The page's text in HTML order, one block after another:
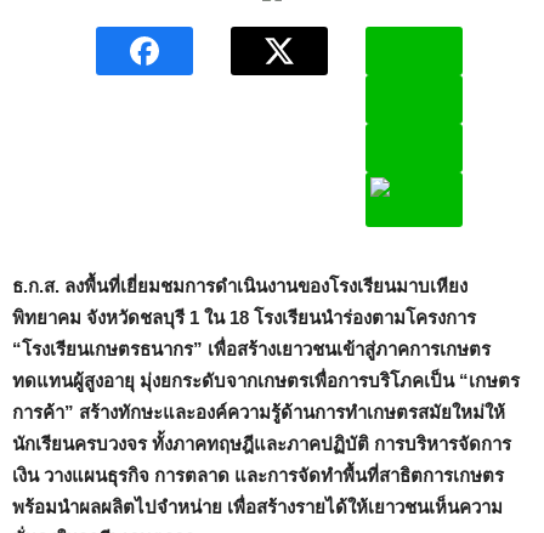
ธ.ก.ส. ลงพื้นที่เยี่ยมชมการดำเนินงานของโรงเรียนมาบเหียง
พิทยาคม จังหวัดชลบุรี 1 ใน 18 โรงเรียนนำร่องตามโครงการ
“โรงเรียนเกษตรธนากร” เพื่อสร้างเยาวชนเข้าสู่ภาคการเกษตร
ทดแทนผู้สูงอายุ มุ่งยกระดับจากเกษตรเพื่อการบริโภคเป็น “เกษตร
การค้า” สร้างทักษะและองค์ความรู้ด้านการทำเกษตรสมัยใหม่ให้
นักเรียนครบวงจร ทั้งภาคทฤษฎีและภาคปฏิบัติ การบริหารจัดการ
เงิน วางแผนธุรกิจ การตลาด และการจัดทำพื้นที่สาธิตการเกษตร
พร้อมนำผลผลิตไปจำหน่าย เพื่อสร้างรายได้ให้เยาวชนเห็นความ